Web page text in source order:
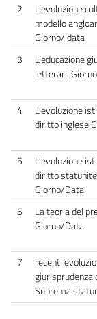
2
L’evoluzione
modello
Giorno/ data
3
L’educazione
letterari.
4
L’evoluzione
diritto inglese
5
L’evoluzione
diritto
Giorno/Data
6
La teoria del
Giorno/Data
7
recenti
giurisprudenza
Suprema